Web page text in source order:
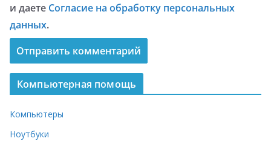
и даете Согласие на обработку персональных
данных.
Компьютерная помощь
Компьютеры
Ноутбуки